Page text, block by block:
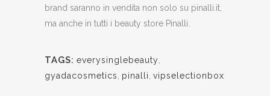
brand saranno in vendita non solo su pinalli.it,
ma anche in tutti i beauty store Pinalli.
TAGS: everysinglebeauty,
gyadacosmetics, pinalli, vipselectionbox